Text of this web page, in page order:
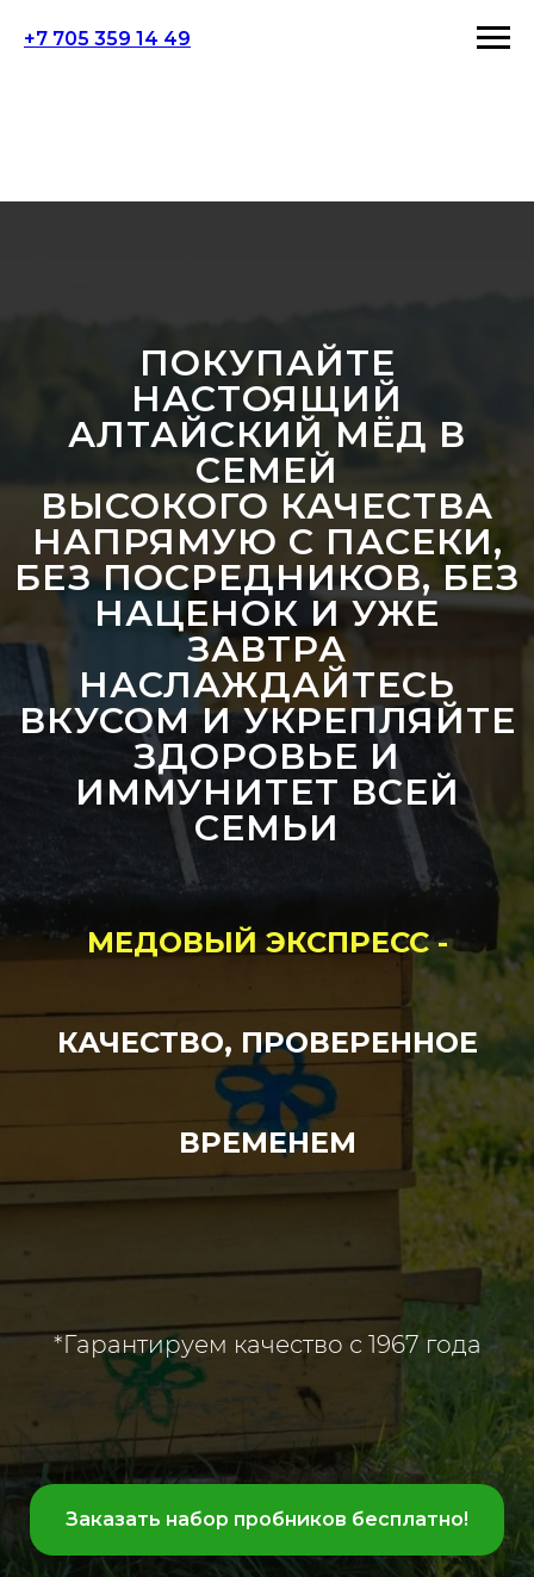
+7 705 359 14 49
ПОКУПАЙТЕ
НАСТОЯЩИЙ
АЛТАЙСКИЙ МЁД В
СЕМЕЙ
ВЫСОКОГО КАЧЕСТВА
НАПРЯМУЮ С ПАСЕКИ,
БЕЗ ПОСРЕДНИКОВ, БЕЗ
НАЦЕНОК И УЖЕ
ЗАВТРА
НАСЛАЖДАЙТЕСЬ
ВКУСОМ И УКРЕПЛЯЙТЕ
ЗДОРОВЬЕ И
ИММУНИТЕТ ВСЕЙ
СЕМЬИ
МЕДОВЫЙ ЭКСПРЕСС -
КАЧЕСТВО, ПРОВЕРЕННОЕ
ВРЕМЕНЕМ
*Гарантируем качество с 1967 года
Заказать набор пробников бесплатно!